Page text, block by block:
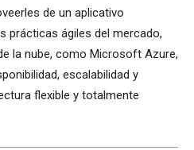
de un aplicativo
prácticas ágiles del mercado,
la nube, como Microsoft Azure,
escalabilidad y
flexible y totalmente